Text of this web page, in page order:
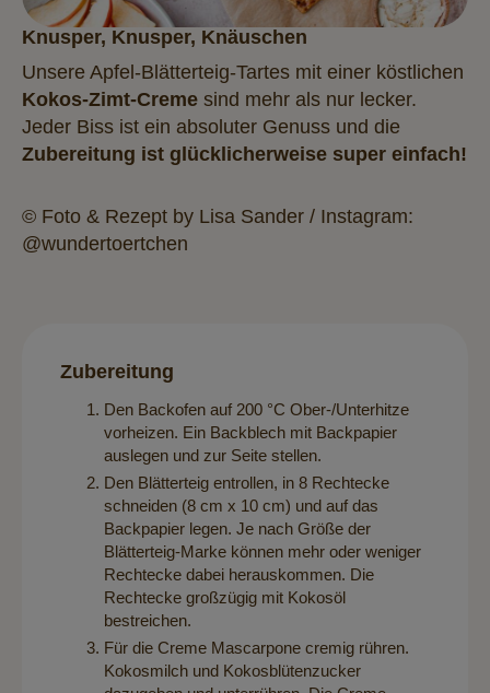
Knusper, Knusper, Knäuschen
Unsere Apfel-Blätterteig-Tartes mit einer köstlichen
Kokos-Zimt-Creme sind mehr als nur lecker.
Jeder Biss ist ein absoluter Genuss und die
Zubereitung ist glücklicherweise super einfach!
© Foto & Rezept by Lisa Sander / Instagram:
@wundertoertchen
Zubereitung
Den Backofen auf 200 °C Ober-/Unterhitze
vorheizen. Ein Backblech mit Backpapier
auslegen und zur Seite stellen.
Den Blätterteig entrollen, in 8 Rechtecke
schneiden (8 cm x 10 cm) und auf das
Backpapier legen. Je nach Größe der
Blätterteig-Marke können mehr oder weniger
Rechtecke dabei herauskommen. Die
Rechtecke großzügig mit Kokosöl
bestreichen.
Für die Creme Mascarpone cremig rühren.
Kokosmilch und Kokosblütenzucker